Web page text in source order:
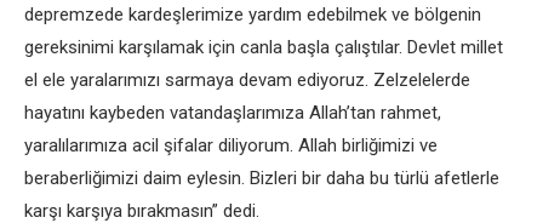
depremzede kardeşlerimize yardım edebilmek ve bölgenin
gereksinimi karşılamak için canla başla çalıştılar. Devlet millet
el ele yaralarımızı sarmaya devam ediyoruz. Zelzelelerde
hayatını kaybeden vatandaşlarımıza Allah’tan rahmet,
yaralılarımıza acil şifalar diliyorum. Allah birliğimizi ve
beraberliğimizi daim eylesin. Bizleri bir daha bu türlü afetlerle
karşı karşıya bırakmasın” dedi.